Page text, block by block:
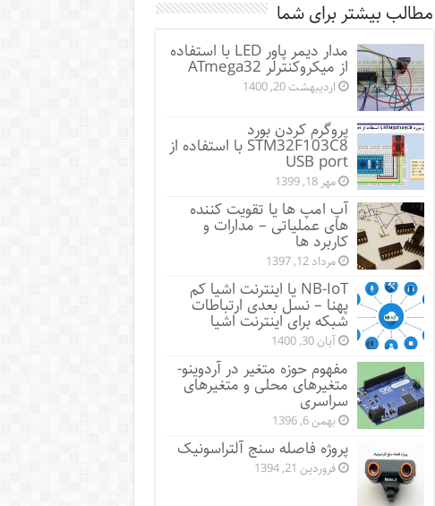
مطالب بیشتر برای شما
مدار دیمر پاور LED با استفاده
از میکروکنترلر ATmega32
اردیبهشت 20, 1400
پروگرم کردن بورد
STM32F103C8 با استفاده از
USB port
مهر 18, 1399
آپ امپ ها یا تقویت کننده
های عملیاتی – مدارات و
کاربرد ها
مرداد 12, 1397
NB-IoT یا اینترنت اشیا کم
پهنا – نسل بعدی ارتباطات
شبکه برای اینترنت اشیا
آبان 30, 1400
مفهوم حوزه متغیر در آردوینو-
متغیرهای محلی و متغیرهای
سراسری
بهمن 6, 1396
پروژه فاصله سنج آلتراسونیک
فروردین 21, 1394